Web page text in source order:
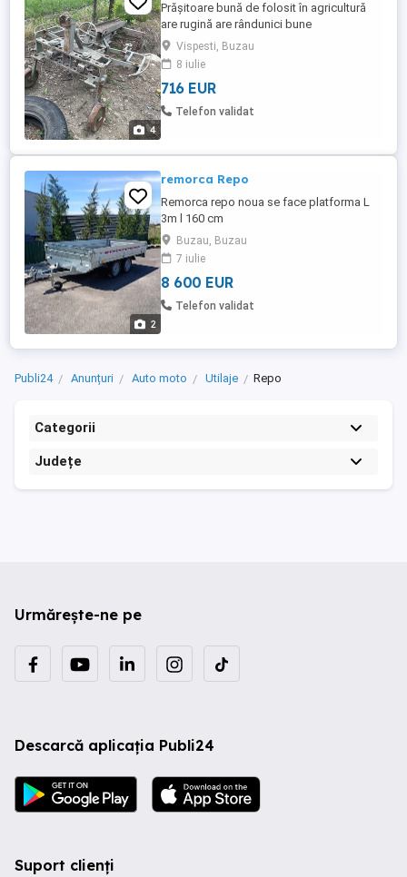
4
Prășitoare bună de folosit în agricultură
are rugină are rândunici bune
Vispesti, Buzau
8 iulie
716 EUR
Telefon validat
2
remorca Repo
Remorca repo noua se face platforma L
3m l 160 cm
Buzau, Buzau
7 iulie
8 600 EUR
Telefon validat
Publi24 Anunțuri Auto moto Utilaje Repo
Categorii
Județe
Urmărește-ne pe
Descarcă aplicația Publi24
Suport clienți